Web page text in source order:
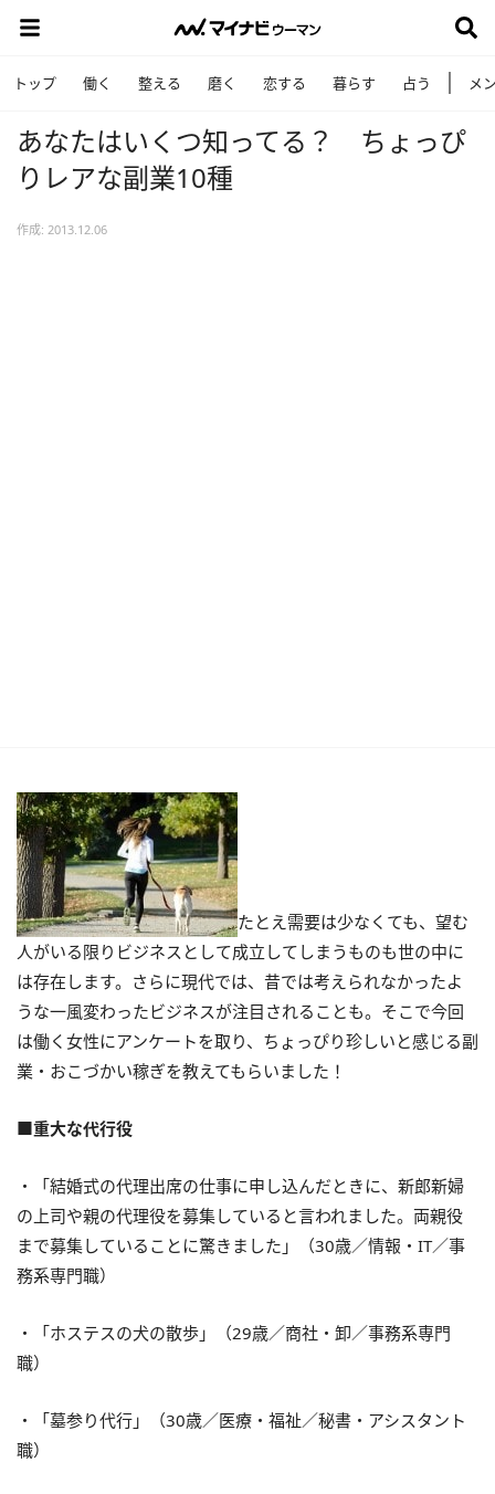
トップ 働く 整える 磨く 恋する 暮らす 占う メ
あなたはいくつ知ってる？ ちょっぴ
りレアな副業10種
作成: 2013.12.06
たとえ需要は少なくても、望む
人がいる限りビジネスとして成立してしまうものも世の中に
は存在します。さらに現代では、昔では考えられなかったよ
うな一風変わったビジネスが注目されることも。そこで今回
は働く女性にアンケートを取り、ちょっぴり珍しいと感じる副
業・おこづかい稼ぎを教えてもらいました！
■重大な代行役
・「結婚式の代理出席の仕事に申し込んだときに、新郎新婦
の上司や親の代理役を募集していると言われました。両親役
まで募集していることに驚きました」（30歳／情報・IT／事
務系専門職）
・「ホステスの犬の散歩」（29歳／商社・卸／事務系専門
職）
・「墓参り代行」（30歳／医療・福祉／秘書・アシスタント
職）